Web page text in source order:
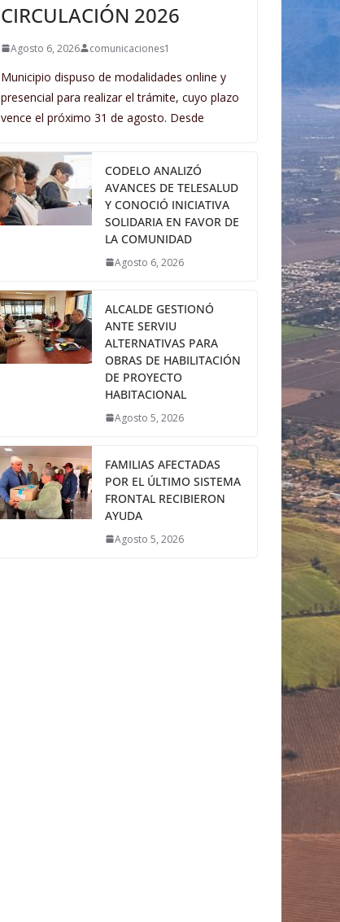
CIRCULACIÓN 2026
Agosto 6, 2026 comunicaciones1
Municipio dispuso de modalidades online y
presencial para realizar el trámite, cuyo plazo
vence el próximo 31 de agosto. Desde
CODELO ANALIZÓ
AVANCES DE TELESALUD
Y CONOCIÓ INICIATIVA
SOLIDARIA EN FAVOR DE
LA COMUNIDAD
Agosto 6, 2026
ALCALDE GESTIONÓ
ANTE SERVIU
ALTERNATIVAS PARA
OBRAS DE HABILITACIÓN
DE PROYECTO
HABITACIONAL
Agosto 5, 2026
FAMILIAS AFECTADAS
POR EL ÚLTIMO SISTEMA
FRONTAL RECIBIERON
AYUDA
Agosto 5, 2026